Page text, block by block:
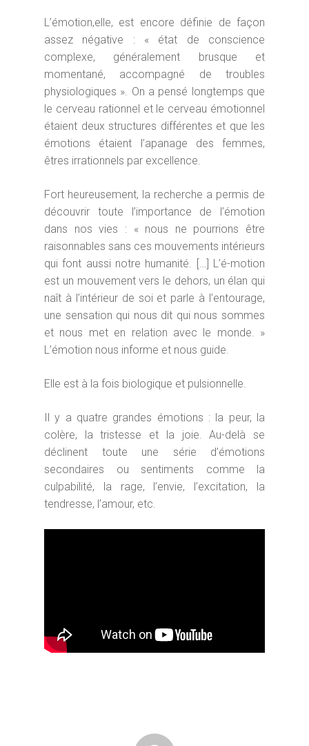
L’émotion,elle, est encore définie de façon
assez négative : « état de conscience
complexe, généralement brusque et
momentané, accompagné de troubles
physiologiques ». On a pensé longtemps que
le cerveau rationnel et le cerveau émotionnel
étaient deux structures différentes et que les
émotions étaient l’apanage des femmes,
êtres irrationnels par excellence.
Fort heureusement, la recherche a permis de
découvrir toute l’importance de l’émotion
dans nos vies : « nous ne pourrions être
raisonnables sans ces mouvements intérieurs
qui font aussi notre humanité. […] L’é-motion
est un mouvement vers le dehors, un élan qui
naît à l’intérieur de soi et parle à l’entourage,
une sensation qui nous dit qui nous sommes
et nous met en relation avec le monde. »
L’émotion nous informe et nous guide.
Elle est à la fois biologique et pulsionnelle.
Il y a quatre grandes émotions : la peur, la
colère, la tristesse et la joie. Au-delà se
déclinent toute une série d’émotions
secondaires ou sentiments comme la
culpabilité, la rage, l’envie, l’excitation, la
tendresse, l’amour, etc.